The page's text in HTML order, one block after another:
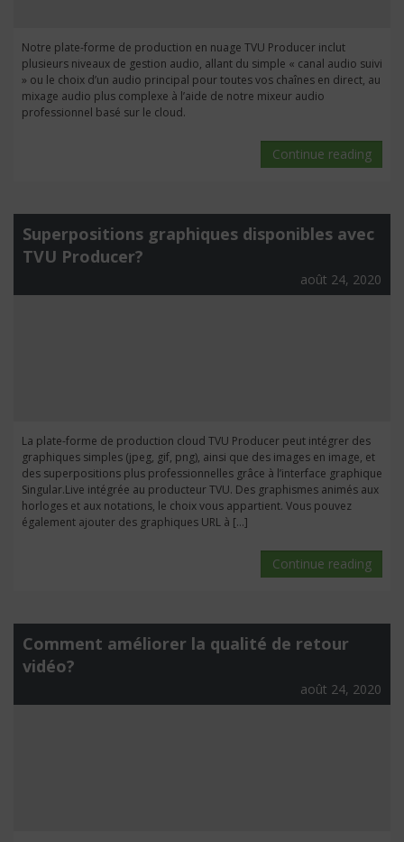
Notre plate-forme de production en nuage TVU Producer inclut
plusieurs niveaux de gestion audio, allant du simple « canal audio suivi
» ou le choix d’un audio principal pour toutes vos chaînes en direct, au
mixage audio plus complexe à l’aide de notre mixeur audio
professionnel basé sur le cloud.
Continue reading
Superpositions graphiques disponibles avec
TVU Producer?
août 24, 2020
La plate-forme de production cloud TVU Producer peut intégrer des
graphiques simples (jpeg, gif, png), ainsi que des images en image, et
des superpositions plus professionnelles grâce à l’interface graphique
Singular.Live intégrée au producteur TVU. Des graphismes animés aux
horloges et aux notations, le choix vous appartient. Vous pouvez
également ajouter des graphiques URL à […]
Continue reading
Comment améliorer la qualité de retour
vidéo?
août 24, 2020